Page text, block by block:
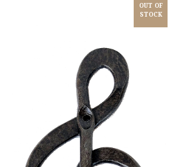
OUT OF
STOCK